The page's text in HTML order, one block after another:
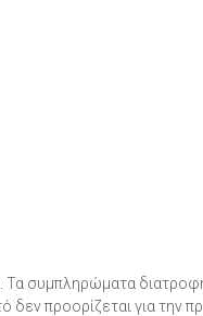
Τα συμπληρώματα
δεν προορίζεται για την